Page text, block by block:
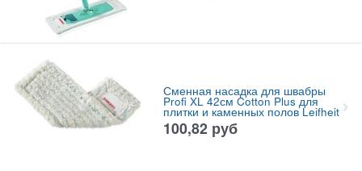
Сменная насадка для швабры
Profi XL 42см Cotton Plus для
плитки и каменных полов Leifheit
100,82 руб